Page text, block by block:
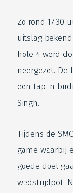
Zo rond 17:30
uitslag
hole 4 werd
neergezet. De
een tap in
Singh.
Tijdens de
game waarbij
goede doel
wedstrijdpot.